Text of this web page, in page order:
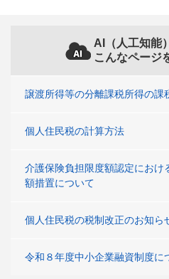
AI（人工知能
こんなページ
譲渡所得等の分離課税所得の課
個人住民税の計算方法
介護保険負担限度額認定におけ
額措置について
個人住民税の税制改正のお知ら
令和８年度中小企業融資制度に